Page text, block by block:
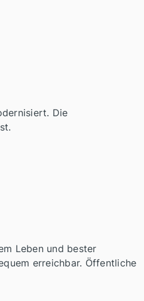
Die
Leben und bester
erreichbar. Öffentliche